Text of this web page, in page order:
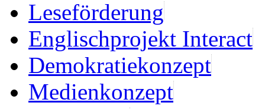
Leseförderung
Englischprojekt Interact
Demokratiekonzept
Medienkonzept